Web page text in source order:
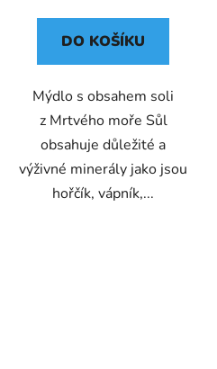
DO KOŠÍKU
Mýdlo s obsahem soli
z Mrtvého moře Sůl
obsahuje důležité a
výživné minerály jako jsou
hořčík, vápník,...